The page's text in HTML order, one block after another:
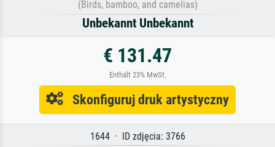
(Birds, bamboo, and camelias)
Unbekannt Unbekannt
€ 131.47
Enthält 23% MwSt.
Skonfiguruj druk artystyczny
1644 · ID zdjęcia: 3766